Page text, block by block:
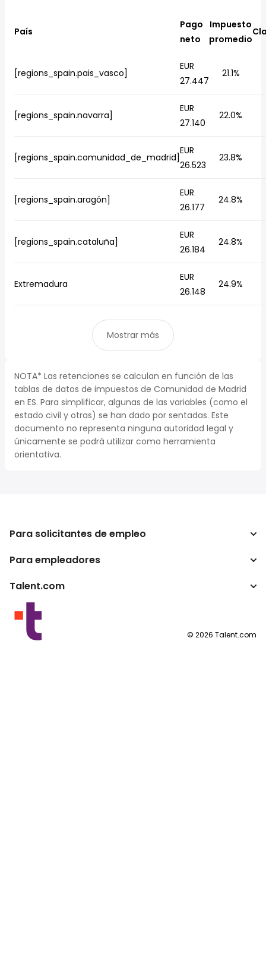
País
Pago
neto
Impuesto
promedio
[regions_spain.pais_vasco]
EUR
27.447
21.1%
[regions_spain.navarra]
EUR
27.140
22.0%
[regions_spain.comunidad_de_madrid]
EUR
26.523
23.8%
[regions_spain.aragón]
EUR
26.177
24.8%
[regions_spain.cataluña]
EUR
26.184
24.8%
Extremadura
EUR
26.148
24.9%
Mostrar más
NOTA* Las retenciones se calculan en función de las
tablas de datos de impuestos de Comunidad de Madrid
en ES. Para simplificar, algunas de las variables (como el
estado civil y otras) se han dado por sentadas. Este
documento no representa ninguna autoridad legal y
únicamente se podrá utilizar como herramienta
orientativa.
Para solicitantes de empleo
Buscador de trabajo
Conversor de salario
Para empleadores
Empresa
Programas para publishers
Talent.com
Otros países
Condiciones de uso
© 2026 Talent.com